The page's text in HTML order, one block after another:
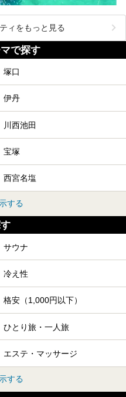
ィをもっと見る
で探す
塚口
伊丹
川西池田
宝塚
西宮名塩
する
サウナ
冷え性
格安（1,000円以下）
ひとり旅・一人旅
エステ・マッサージ
する